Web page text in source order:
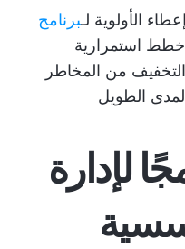
إعطاء الأولوية لـبرنامج
خطط استمرارية
من المخاطر
الطويل
لإدارة